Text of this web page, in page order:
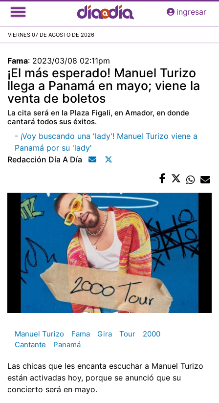
Pasar
al
principal
ingresar
VIERNES 07 DE AGOSTO DE 2026
Fama: 2023/03/08 02:11pm
¡El más esperado! Manuel Turizo
llega a Panamá en mayo; viene la
venta de boletos
La cita será en la Plaza Figali, en Amador, en donde
cantará todos sus éxitos.
- ¡Voy buscando una 'lady'! Manuel Turizo viene a
Panamá por su 'lady'
Redacción Día A Día
Manuel Turizo Fama Gira Tour
2000
Cantante
Panamá
Las chicas que les encanta escuchar a Manuel Turizo
están activadas hoy, porque se anunció que su
concierto será en mayo.